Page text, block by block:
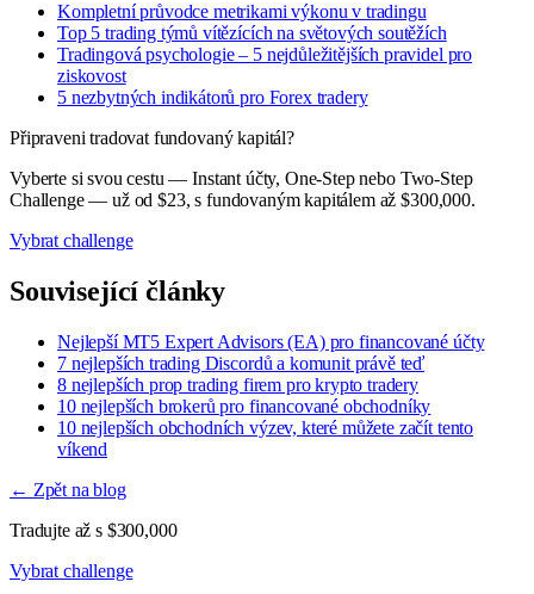
Kompletní průvodce metrikami výkonu v tradingu
Top 5 trading týmů vítězících na světových soutěžích
Tradingová psychologie – 5 nejdůležitějších pravidel pro
ziskovost
5 nezbytných indikátorů pro Forex tradery
Připraveni tradovat fundovaný kapitál?
Vyberte si svou cestu — Instant účty, One-Step nebo Two-Step
Challenge — už od $23, s fundovaným kapitálem až $300,000.
Vybrat challenge
Související články
Nejlepší MT5 Expert Advisors (EA) pro financované účty
7 nejlepších trading Discordů a komunit právě teď
8 nejlepších prop trading firem pro krypto tradery
10 nejlepších brokerů pro financované obchodníky
10 nejlepších obchodních výzev, které můžete začít tento
víkend
← Zpět na blog
Tradujte až s $300,000
Vybrat challenge